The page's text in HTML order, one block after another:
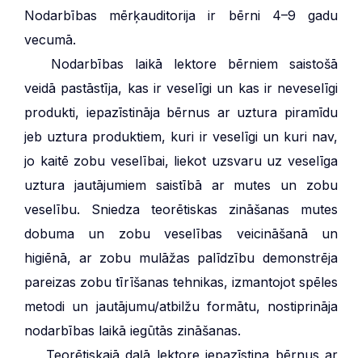
Nodarbības mērķauditorija ir bērni 4–9 gadu
vecumā.
Nodarbības laikā lektore bērniem saistošā
veidā pastāstīja, kas ir veselīgi un kas ir neveselīgi
produkti, iepazīstināja bērnus ar uztura piramīdu
jeb uztura produktiem, kuri ir veselīgi un kuri nav,
jo kaitē zobu veselībai, liekot uzsvaru uz veselīga
uztura jautājumiem saistībā ar mutes un zobu
veselību. Sniedza teorētiskas zināšanas mutes
dobuma un zobu veselības veicināšanā un
higiēnā, ar zobu mulāžas palīdzību demonstrēja
pareizas zobu tīrīšanas tehnikas, izmantojot spēles
metodi un jautājumu/atbilžu formātu, nostiprināja
nodarbības laikā iegūtās zināšanas.
Teorētiskajā daļā lektore iepazīstina bērnus ar